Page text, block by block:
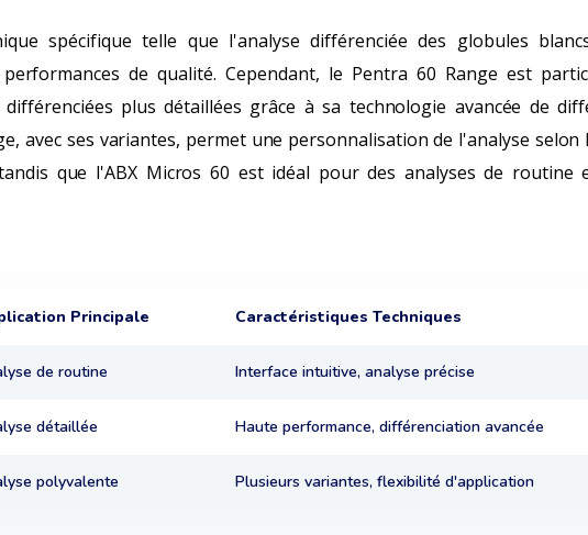
spécifique telle que l'analyse différenciée des globules
de qualité. Cependant, le Pentra 60 Range est
plus détaillées grâce à sa technologie avancée de
avec ses variantes, permet une personnalisation de l'analyse selon
que l'ABX Micros 60 est idéal pour des analyses de routine
Principale Caractéristiques Techniques
de routine Interface intuitive, analyse précise
détaillée Haute performance, différenciation avancée
polyvalente Plusieurs variantes, flexibilité d'application